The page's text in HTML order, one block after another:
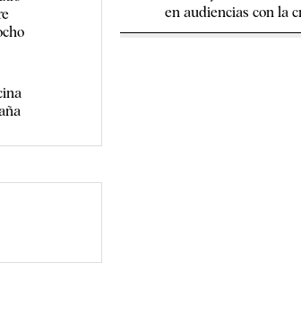
en audiencias con la